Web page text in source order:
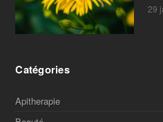
29
Catégories
Apitherapie